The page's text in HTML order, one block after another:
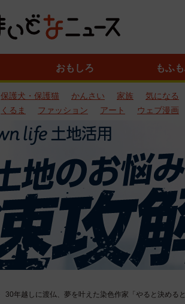
おもしろ もふ
保護犬・保護猫 かんさい 家族 気になる
くるま
ファッション アート ウェブ漫画
30年越しに渡仏、夢を叶えた染色作家「やると決め